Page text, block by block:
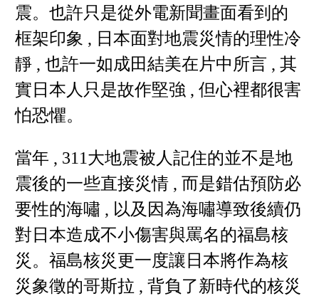
震。也許只是從外電新聞畫面看到的
框架印象 , 日本面對地震災情的理性冷
靜 , 也許一如成田結美在片中所言 , 其
實日本人只是故作堅強 , 但心裡都很害
怕恐懼。
當年 , 311大地震被人記住的並不是地
震後的一些直接災情 , 而是錯估預防必
要性的海嘯 , 以及因為海嘯導致後續仍
對日本造成不小傷害與罵名的福島核
災。福島核災更一度讓日本將作為核
災象徵的哥斯拉 , 背負了新時代的核災